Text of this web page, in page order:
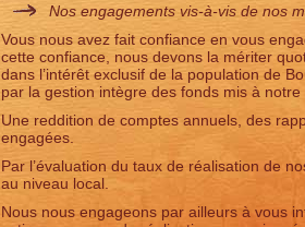
Nos engagements vis-à-vis de nos
Vous nous avez fait confiance en vous
cette confiance, nous devons la mériter
dans l’intérêt exclusif de la population de
par la gestion intègre des fonds mis à
Une reddition de comptes annuels, des
engagées.
Par l’évaluation du taux de réalisation de
au niveau local.
Nous nous engageons par ailleurs à vous